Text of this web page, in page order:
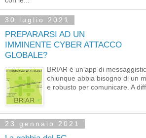
30 luglio 2021
PREPARARSI AD UN
IMMINENTE CYBER ATTACCO
GLOBALE?
BRIAR è un'app di
chiunque abbia bisogno di un
e robusto per comunicare. A
23 gennaio 2021